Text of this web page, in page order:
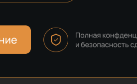
доходности